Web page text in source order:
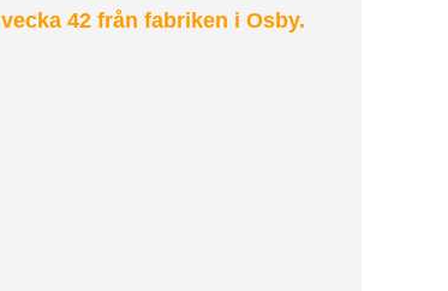
vecka 42 från fabriken i Osby.